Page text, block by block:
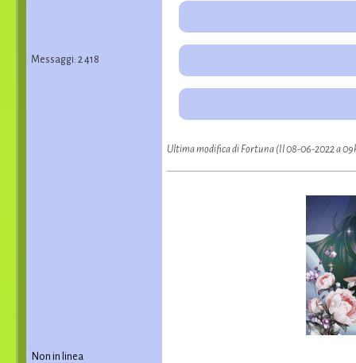
Messaggi: 2 418
Ultima modifica di Fortuna (Il 08-06-2022 a
Non in linea